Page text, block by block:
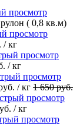
просмотр
( 0,8 кв.м)
просмотр
/ кг
просмотр
/ кг
просмотр
/ кг 1 650 руб.
просмотр
/ кг
просмотр